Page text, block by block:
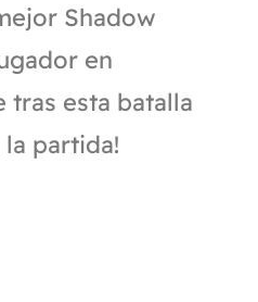
Shadow
en
tras esta batalla
partida!